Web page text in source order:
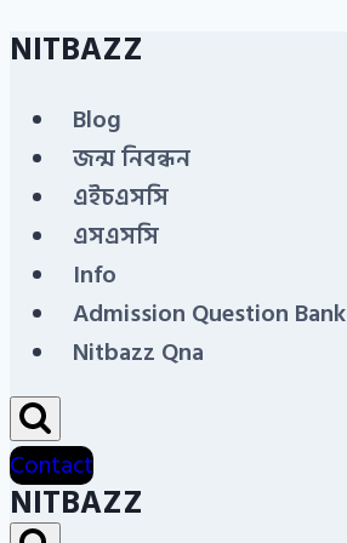
Skip
content
NITBAZZ
Blog
জন্ম নিবন্ধন
এইচএসসি
এসএসসি
Info
Admission Question Bank
Nitbazz Qna
Contact
NITBAZZ